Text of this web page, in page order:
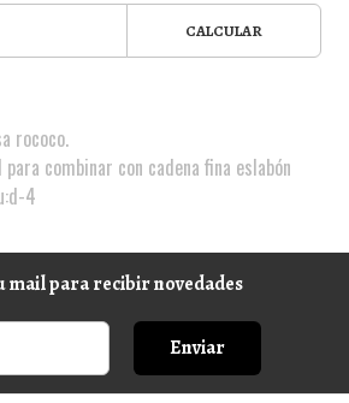
CALCULAR
rococo.
para combinar con cadena fina eslabón
4
mail para recibir novedades
Enviar